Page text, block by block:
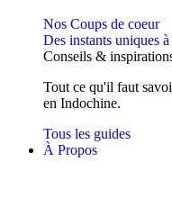
Nos Coups de coeur
Des instants uniques
Conseils &
Tout ce qu'il faut
en Indochine.
Tous les guides
À Propos